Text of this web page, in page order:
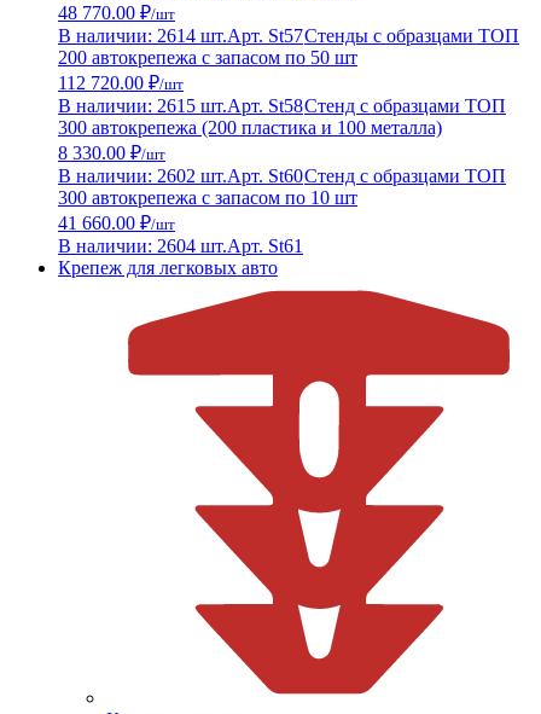
48 770.00 ₽/шт
В наличии: 2614 шт.Арт. St57Стенды с образцами ТОП
200 автокрепежа с запасом по 50 шт
112 720.00 ₽/шт
В наличии: 2615 шт.Арт. St58Стенд с образцами ТОП
300 автокрепежа (200 пластика и 100 металла)
8 330.00 ₽/шт
В наличии: 2602 шт.Арт. St60Стенд с образцами ТОП
300 автокрепежа с запасом по 10 шт
41 660.00 ₽/шт
В наличии: 2604 шт.Арт. St61
Крепеж для легковых авто